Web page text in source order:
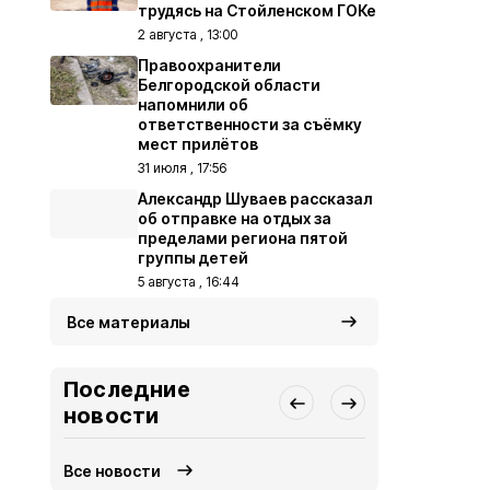
трудясь на Стойленском ГОКе
2 августа , 13:00
Правоохранители
Белгородской области
напомнили об
ответственности за съёмку
мест прилётов
31 июля , 17:56
Александр Шуваев рассказал
об отправке на отдых за
пределами региона пятой
группы детей
5 августа , 16:44
Все материалы
Последние
новости
Все новости